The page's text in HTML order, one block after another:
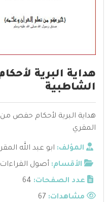
هداية البرية
الشاطبية
هداية البرية لأحكام حفص
المقري
المؤلف: ابو عبد الله
الأقسام: أصول القراءات
عدد الصفحات: 64
مشاهدات: